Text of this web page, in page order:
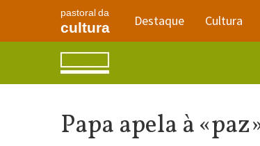
pastoral da
cultura Destaque Cultura
Papa apela à